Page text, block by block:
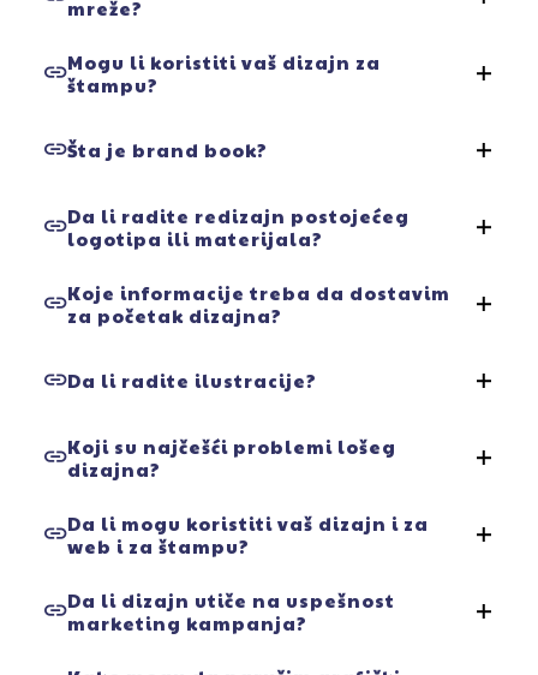
grafička prezentacija brenda: boje, fontovi, stilovi i
mreže?
Da – nudimo šablone, objave, storije, reels
naslovnice i grafike za sve platforme (Instagram,
Mogu li koristiti vaš dizajn za
štampu?
Naravno. Svi fajlovi za štampu se isporučuju u
visokoj rezoluciji.
Šta je brand book?
Brand book je dokument koji sadrži sva pravila
vizuelnog identiteta – korišćenje logotipa, boje,
Da li radite redizajn postojećeg
logotipa ili materijala?
Da – nudimo i osvežavanje brenda ili adaptaciju
starog dizajna u skladu s novim trendovima.
Koje informacije treba da dostavim
za početak dizajna?
dizajna koji vam se dopadaju, postojeći materijal
Da li radite ilustracije?
Da – izrađujemo i unikatne ilustracije u različitim
stilovima, ručno ili digitalno.
Koji su najčešći problemi lošeg
dizajna?
Neprepoznatljivost, nečitljivost, nepovezanost s
brendom i nedostatak doslednosti kroz kanale.
Da li mogu koristiti vaš dizajn i za
web i za štampu?
Da – svaki dizajn prilagođavamo konkretnim
medijima (dimenzije, boje, rezolucija).
Da li dizajn utiče na uspešnost
marketing kampanja?